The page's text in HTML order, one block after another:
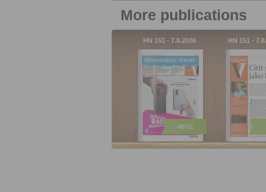
More publications
HN 151 - 7.8.2026
40 Kč
HN 151 -